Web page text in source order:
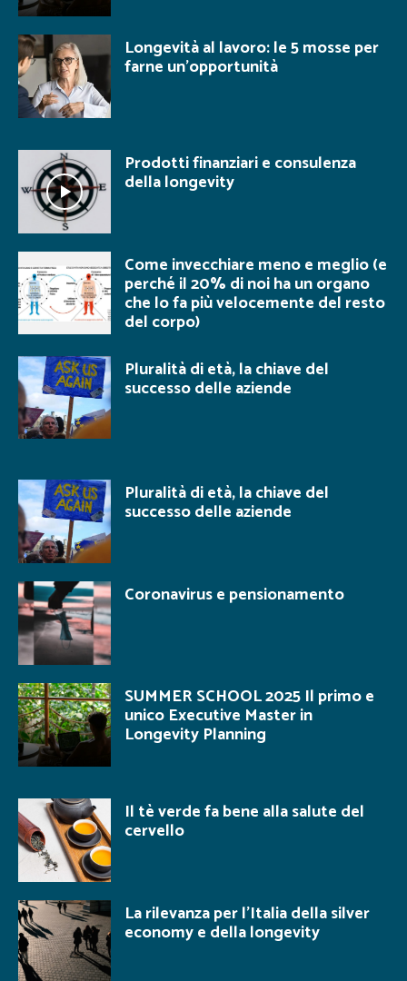
Longevità al lavoro: le 5 mosse per
farne un’opportunità
Prodotti finanziari e consulenza
della longevity
Come invecchiare meno e meglio (e
perché il 20% di noi ha un organo
che lo fa più velocemente del resto
del corpo)
Pluralità di età, la chiave del
successo delle aziende
Pluralità di età, la chiave del
successo delle aziende
Coronavirus e pensionamento
SUMMER SCHOOL 2025 Il primo e
unico Executive Master in
Longevity Planning
Il tè verde fa bene alla salute del
cervello
La rilevanza per l’Italia della silver
economy e della longevity